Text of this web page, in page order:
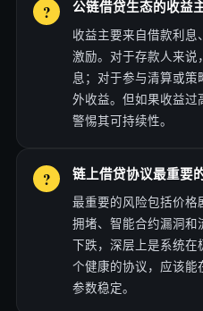
公链借贷生态的收益
收益主要来自借款利息
激励。对于存款人来说
息；对于参与清算或策
外收益。但如果收益过
警惕其可持续性。
链上借贷协议最重要
最重要的风险包括价格
拥堵、智能合约漏洞和
下跌，深层上是系统在
个健康的协议，应该能
参数稳定。